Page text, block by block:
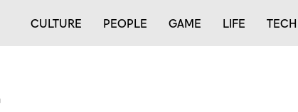
CULTURE PEOPLE GAME LIFE TECH